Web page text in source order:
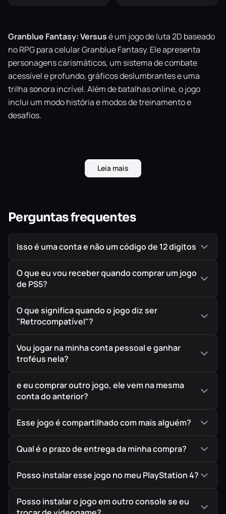
Granblue Fantasy: Versusé um jogo de luta 2D baseado
no RPG para celular Granblue Fantasy. Ele apresenta
personagens carismáticos, um sistema de combate
acessível e profundo, gráficos deslumbrantes e uma
trilha sonora incrível. Além de batalhas online, o jogo
inclui um modo história e modos de treinamento e
desafios.
Todos os jogos são ORIGINAIS comprados
diretamente na PlayStation Store, a Loja Oficial da Sony,
Leia mais
Perguntas frequentes
Isso é uma conta e não um código de 12 digitos
O que eu vou receber quando comprar um jogo
de PS5?
O que significa quando o jogo diz ser
"Retrocompatível"?
Vou jogar na minha conta pessoal e ganhar
troféus nela?
e eu comprar outro jogo, ele vem na mesma
conta do anterior?
Esse jogo é compartilhado com mais alguém?
Qual é o prazo de entrega da minha compra?
Posso instalar esse jogo no meu PlayStation 4?
Posso instalar o jogo em outro console se eu